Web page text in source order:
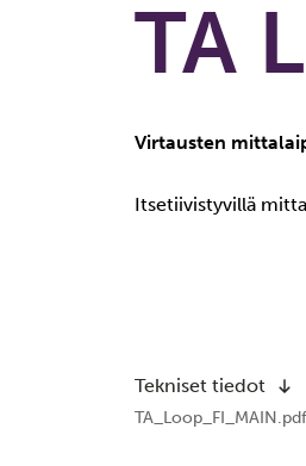
TA
Virtausten
Itsetiivistyvillä
Tekniset tiedot
TA_Loop_FI_MAIN.pdf